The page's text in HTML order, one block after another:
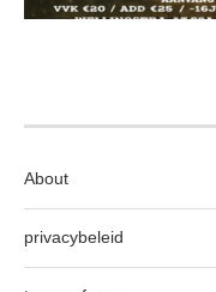
About
privacybeleid